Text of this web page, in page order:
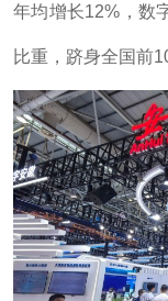
年均增长12%，数
比重，跻身全国前